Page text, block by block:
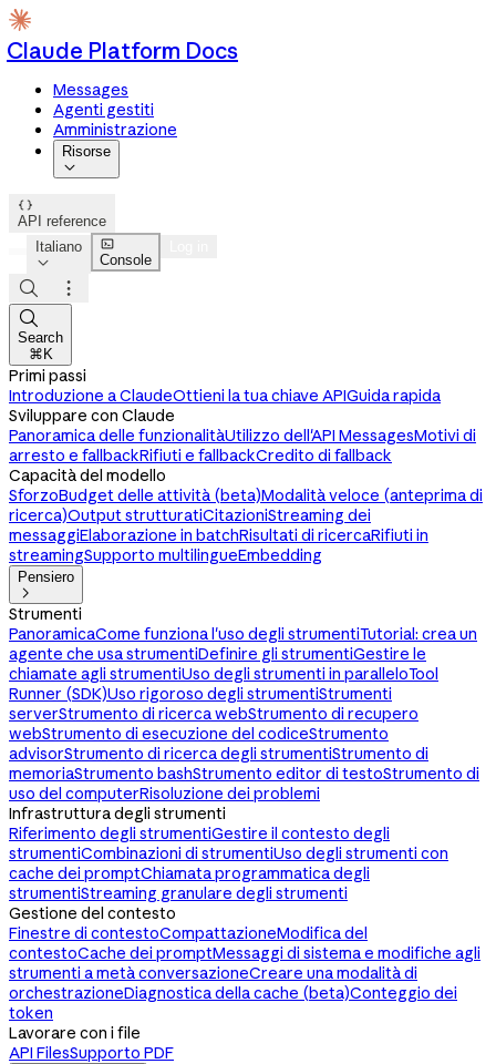
Claude Platform Docs
Messages
Agenti gestiti
Amministrazione
Risorse


API reference
Italiano


Console



Search
⌘K
Primi passi
Introduzione a ClaudeOttieni la tua chiave APIGuida rapida
Sviluppare con Claude
Panoramica delle funzionalitàUtilizzo dell'API MessagesMotivi di
arresto e fallbackRifiuti e fallbackCredito di fallback
Capacità del modello
SforzoBudget delle attività (beta)Modalità veloce (anteprima di
ricerca)Output strutturatiCitazioniStreaming dei
messaggiElaborazione in batchRisultati di ricercaRifiuti in
streamingSupporto multilingueEmbedding
Pensiero

Strumenti
PanoramicaCome funziona l'uso degli strumentiTutorial: crea un
agente che usa strumentiDefinire gli strumentiGestire le
chiamate agli strumentiUso degli strumenti in paralleloTool
Runner (SDK)Uso rigoroso degli strumentiStrumenti
serverStrumento di ricerca webStrumento di recupero
webStrumento di esecuzione del codiceStrumento
advisorStrumento di ricerca degli strumentiStrumento di
memoriaStrumento bashStrumento editor di testoStrumento di
uso del computerRisoluzione dei problemi
Infrastruttura degli strumenti
Riferimento degli strumentiGestire il contesto degli
strumentiCombinazioni di strumentiUso degli strumenti con
cache dei promptChiamata programmatica degli
strumentiStreaming granulare degli strumenti
Gestione del contesto
Finestre di contestoCompattazioneModifica del
contestoCache dei promptMessaggi di sistema e modifiche agli
strumenti a metà conversazioneCreare una modalità di
orchestrazioneDiagnostica della cache (beta)Conteggio dei
token
Lavorare con i file
API FilesSupporto PDF